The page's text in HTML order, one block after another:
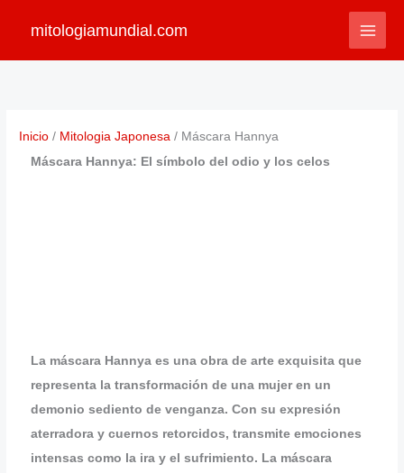
contenido
mitologiamundial.com
Inicio Mitologia Japonesa
Máscara Hannya
Máscara Hannya: El símbolo del odio y los celos
La máscara Hannya es una obra de arte exquisita que
representa la transformación de una mujer en un
demonio sediento de venganza. Con su expresión
aterradora y cuernos retorcidos, transmite emociones
intensas como la ira y el sufrimiento. La máscara